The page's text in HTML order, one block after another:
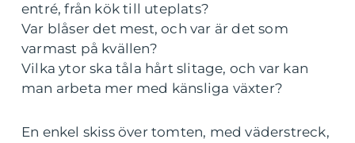
entré, från kök till uteplats?
Var blåser det mest, och var är det som
varmast på kvällen?
Vilka ytor ska tåla hårt slitage, och var kan
man arbeta mer med känsliga växter?
En enkel skiss över tomten, med väderstreck,